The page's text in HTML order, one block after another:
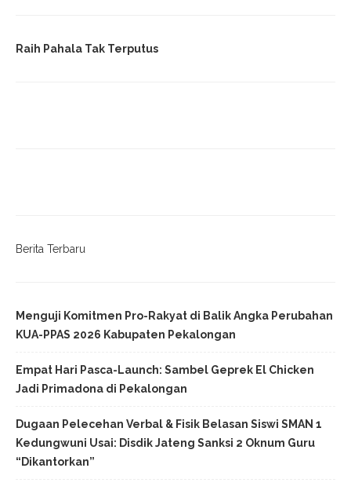
Raih Pahala Tak Terputus
Berita Terbaru
Menguji Komitmen Pro-Rakyat di Balik Angka Perubahan
KUA-PPAS 2026 Kabupaten Pekalongan
Empat Hari Pasca-Launch: Sambel Geprek El Chicken
Jadi Primadona di Pekalongan
Dugaan Pelecehan Verbal & Fisik Belasan Siswi SMAN 1
Kedungwuni Usai: Disdik Jateng Sanksi 2 Oknum Guru
“Dikantorkan”